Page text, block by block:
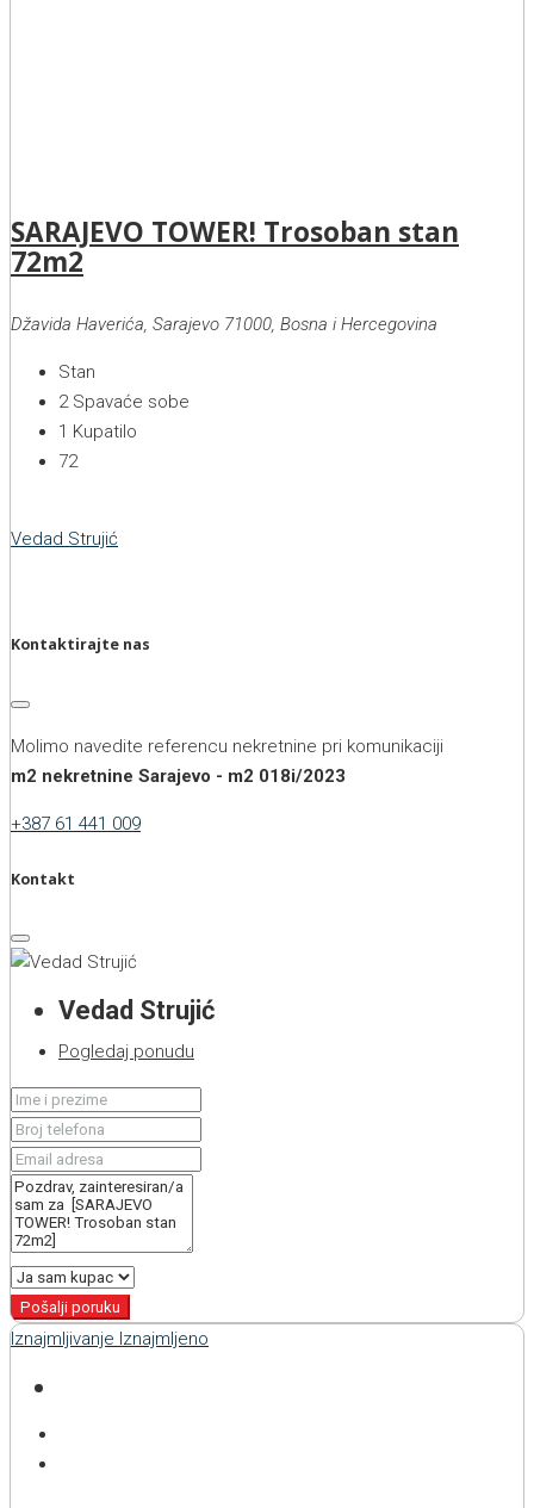
SARAJEVO TOWER! Trosoban stan
72m2
Džavida Haverića, Sarajevo 71000, Bosna i Hercegovina
Stan
2 Spavaće sobe
1 Kupatilo
72
Vedad Strujić
Kontaktirajte nas
Molimo navedite referencu nekretnine pri komunikaciji
m2 nekretnine Sarajevo - m2 018i/2023
+387 61 441 009
Kontakt
Vedad Strujić
Pogledaj ponudu
Pošalji poruku
Iznajmljivanje Iznajmljeno